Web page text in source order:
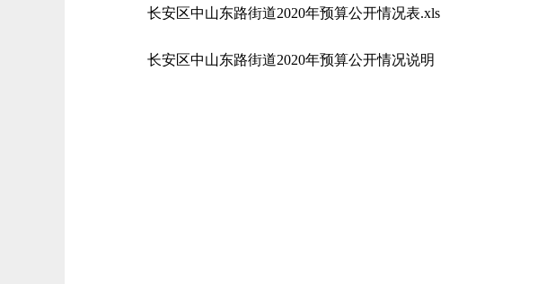
长安区中山东路街道2020年预算公开情况表.xls
长安区中山东路街道2020年预算公开情况说明